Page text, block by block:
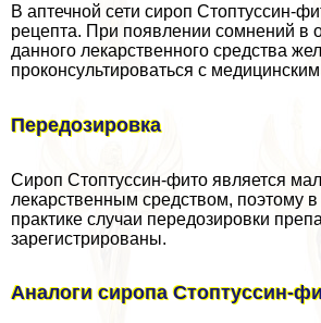
В аптечной сети сироп Стоптуссин-
рецепта. При появлении сомнений в
данного лекарственного средства
проконсультироваться с
Передозировка
Сироп Стоптуссин-фито является
лекарственным средством, поэтому в
пpaктике случаи передозировки
зарегистрированы.
Аналоги сиропа Стоптуссин-